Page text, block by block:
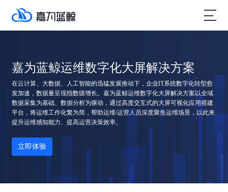
嘉为蓝鲸运维数字化大屏解决方案
在云计算、大数据、人工智能的迅猛发展推动下，企业IT系统数字化转型愈
发加速，数据量呈现指数级增长。嘉为蓝鲸运维数字化大屏解决方案以全域
数据采集为基础、数据分析为驱动，通过高度交互式的大屏可视化应用搭建
平台，将运维工作化繁为简，帮助运维/运营人员深度聚焦运维场景，以此来
提升运维感知能力、提高运营决策效率。
立即体验